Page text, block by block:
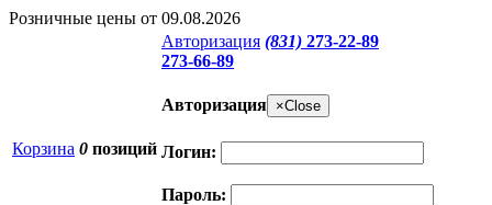
Розничные цены от 09.08.2026
Корзина 0 позиций
Авторизация (831) 273-22-89
273-66-89
Авторизация ×Close
Логин:
Пароль: